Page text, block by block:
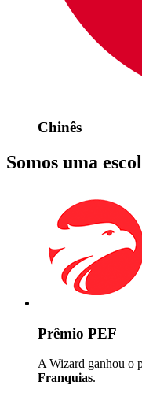
Chinês
Somos uma
Prêmio PEF
A Wizard ganhou o
Franquias.